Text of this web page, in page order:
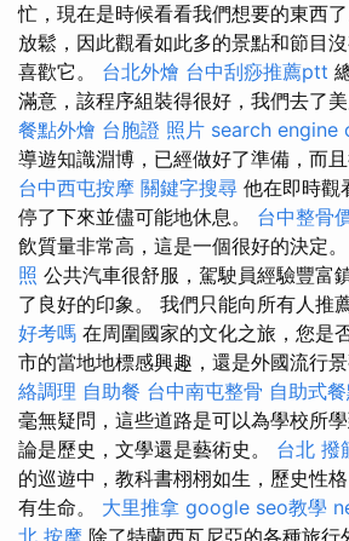
忙，現在是時候看看我們想要的東西
放鬆，因此觀看如此多的景點和節目
喜歡它。 台北外燴 台中刮痧推薦ptt
滿意，該程序組裝得很好，我們去了
餐點外燴 台胞證 照片 search
導遊知識淵博，已經做好了準備，而且
台中西屯按摩 關鍵字搜尋 他在即時觀
停了下來並儘可能地休息。 台中整骨
飲質量非常高，這是一個很好的決定。
照 公共汽車很舒服，駕駛員經驗豐富
了良好的印象。 我們只能向所有人推
好考嗎 在周圍國家的文化之旅，您是
市的當地地標感興趣，還是外國流行
絡調理 自助餐 台中南屯整骨 自助式
毫無疑問，這些道路是可以為學校所
論是歷史，文學還是藝術史。 台北 撥
的巡遊中，教科書栩栩如生，歷史性
有生命。 大里推拿 google seo教學
北 按摩 除了特蘭西瓦尼亞的各種旅行